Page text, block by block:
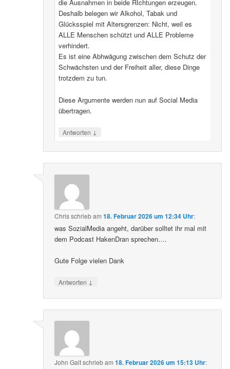
die Ausnahmen in beide RIchtungen erzeugen.
Deshalb belegen wir Alkohol, Tabak und
Glücksspiel mit Altersgrenzen: Nicht, weil es
ALLE Menschen schützt und ALLE Probleme
verhindert.
Es ist eine Abhwägung zwischen dem Schutz der
Schwächsten und der Freiheit aller, diese Dinge
trotzdem zu tun.
Diese Argumente werden nun auf Social Media
übertragen.
Antworten ↓
Chrisschriebam18. Februar 2026 um 12:34 Uhr:
was SozialMedia angeht, darüber solltet ihr mal mit
dem Podcast HakenDran sprechen….
Gute Folge vielen Dank
Antworten ↓
John Galtschriebam18. Februar 2026 um 15:13 Uhr: